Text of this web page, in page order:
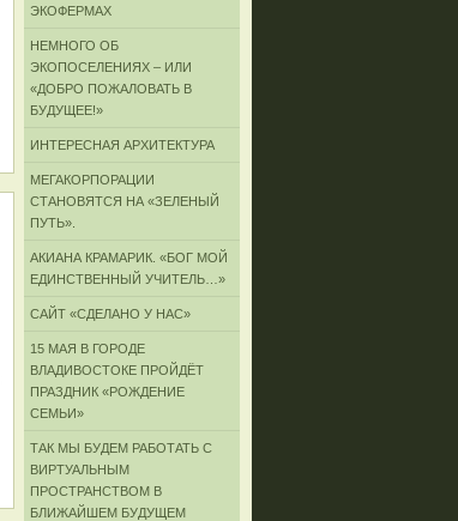
ЭКОФЕРМАХ
НЕМНОГО ОБ
ЭКОПОСЕЛЕНИЯХ – ИЛИ
«ДОБРО ПОЖАЛОВАТЬ В
БУДУЩЕЕ!»
ИНТЕРЕСНАЯ АРХИТЕКТУРА
МЕГАКОРПОРАЦИИ
СТАНОВЯТСЯ НА «ЗЕЛЕНЫЙ
ПУТЬ».
АКИАНА КРАМАРИК. «БОГ МОЙ
ЕДИНСТВЕННЫЙ УЧИТЕЛЬ…»
САЙТ «СДЕЛАНО У НАС»
15 МАЯ В ГОРОДЕ
ВЛАДИВОСТОКЕ ПРОЙДЁТ
ПРАЗДНИК «РОЖДЕНИЕ
СЕМЬИ»
ТАК МЫ БУДЕМ РАБОТАТЬ С
ВИРТУАЛЬНЫМ
ПРОСТРАНСТВОМ В
БЛИЖАЙШЕМ БУДУЩЕМ